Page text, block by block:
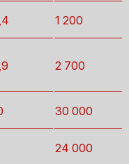
1 200
2 700
30 000
24 000